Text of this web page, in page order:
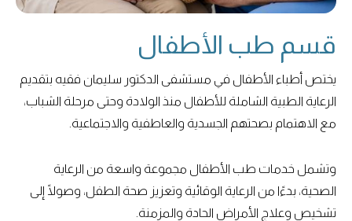
قسم طب الأطفال
يختص أطباء الأطفال في مستشفى الدكتور سليمان فقيه بتقديم
الرعاية الطبية الشاملة للأطفال منذ الولادة وحتى مرحلة الشباب،
مع الاهتمام بصحتهم الجسدية والعاطفية والاجتماعية.
وتشمل خدمات طب الأطفال مجموعة واسعة من الرعاية
الصحية، بدءًا من الرعاية الوقائية وتعزيز صحة الطفل، وصولًا إلى
تشخيص وعلاج الأمراض الحادة والمزمنة.